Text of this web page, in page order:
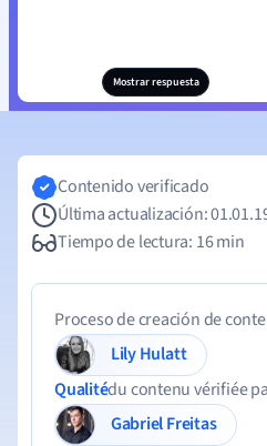
Mostrar respuesta
Contenido verificado
Última actualización:
Tiempo de lectura: 16 min
Proceso de creación de
Lily Hulatt
Qualitédu contenu vérifiée
Gabriel Freitas